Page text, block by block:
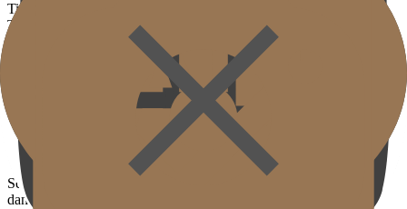
Tindakan Presisi yang Dioptimalkan untuk Kulit Area Mata yang
Tipis
Desain tindakan halus yang mempertimbangkan ketebalan kulit,
lokasi pembuluh darah, dan struktur lapisan lemak meminimalkan
memar dan pembengkakan serta membantu kembali ke kehidupan
sehari-hari dengan cepat.
Efek Perbaikan Kecerahan Seketika dan Alami
Sejak segera setelah tindakan, bayangan di sekitar mata memudar
dan kilau alami muncul seolah-olah tekstur kulit telah ditata.